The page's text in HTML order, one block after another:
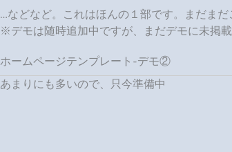
…などなど。これはほんの１部です。まだまだ
※デモは随時追加中ですが、まだデモに未掲
ホームページテンプレート-デモ②
あまりにも多いので、只今準備中